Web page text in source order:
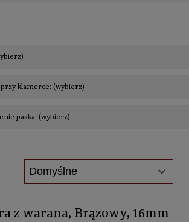
klamerce: (wybierz)
paska: (wybierz)
z warana, Brązowy, 16mm